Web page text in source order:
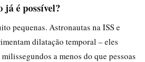
é possível?
pequenas. Astronautas na ISS e
dilatação temporal – eles
a menos do que pessoas